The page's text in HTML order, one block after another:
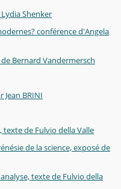
Shenker
conférence d'Angela
Bernard Vandermersch
BRINI
texte de Fulvio della Valle
de la science, exposé de
texte de Fulvio della